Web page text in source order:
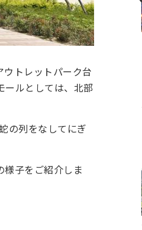
トレットパーク台
ールとしては、北部
の列をなしてにぎ
子をご紹介しま